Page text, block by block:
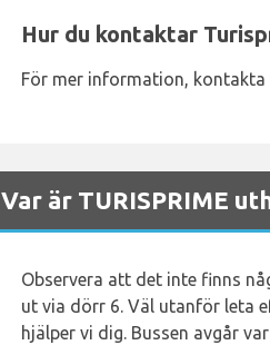
Hur du kontaktar
För mer information, kontakta
Var är TURISPRIME
Observera att det inte finns
ut via dörr 6. Väl utanför leta
hjälper vi dig. Bussen avgår